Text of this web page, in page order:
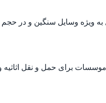
ویژه وسایل سنگین و در حجم
برای حمل و نقل